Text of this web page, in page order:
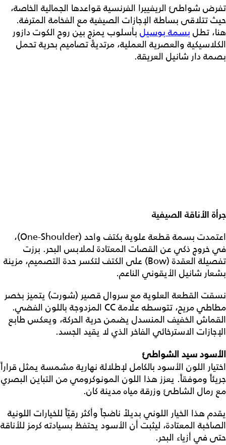
تفرض شواطئ الريفييرا الفرنسية قواعدها الجمالية الخاصة،
حيث تتلاقى بساطة الإجازات الصيفية مع الفخامة المترفة.
هنا، تطل بسمة بوسيل بأسلوب يمزج بين روح الكوت دازور
الكلاسيكية والعصرية العملية، مرتديةً تصاميم بحرية تحمل
بصمة دار شانيل العريقة.
جرأة الأناقة الصيفية
اعتمدت بسمة قطعة علوية بكتف واحد (One-Shoulder)،
في خروج ذكي عن القصات المعتادة لملابس البحر. برزت
تفصيلة العقدة (Bow) على الكتف لتكسر حدة التصميم، مزينة
بشعار شانيل الأيقوني الناعم.
نسقت القطعة العلوية مع سروال قصير (شورت) يتميز بخصر
مطاطي مريح، تتوسطه علامة CC المزدوجة باللون الفضي.
القماش الخفيف المنسدل يضمن حرية الحركة، ويعكس طابع
الإجازات الاسترخائي الفاخر الذي لا يقيد الجسد.
الأسود سيد الشواطئ
اختيار اللون الأسود بالكامل لإطلالة نهارية مشمسة يمثل قراراً
جريئاً وموفقاً. يعزز هذا اللون المونوكرومي من التباين البصري
مع رمال الشاطئ وزرقة مياه مدينة كان.
يقدم هذا الخيار اللوني بديلاً ناضجاً وأكثر رقيّاً للخيارات اللونية
الصاخبة المعتادة، ليثبت أن الأسود يحتفظ بسيادته كرمز للأناقة
حتى في أزياء البحر.